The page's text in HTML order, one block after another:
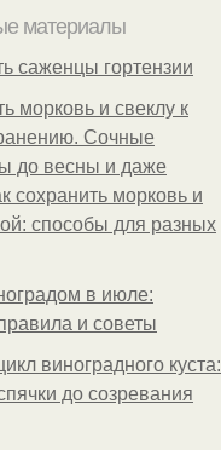
материалы
саженцы гортензии
морковь и свеклу к
Сочные
до весны и даже
сохранить морковь и
способы для разных
в июле:
и советы
виноградного куста:
до созревания